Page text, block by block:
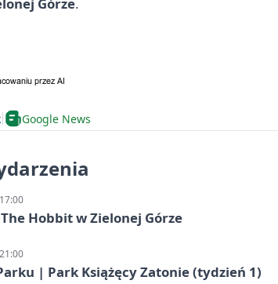
Google News
Hobbit w Zielonej Górze
| Park Książęcy Zatonie (tydzień 1)